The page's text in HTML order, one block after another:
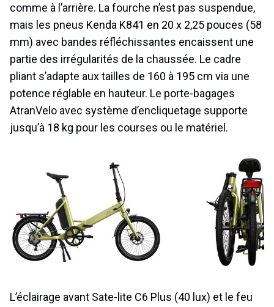
comme à l’arrière. La fourche n’est pas suspendue,
mais les pneus Kenda K841 en 20 x 2,25 pouces (58
mm) avec bandes réfléchissantes encaissent une
partie des irrégularités de la chaussée. Le cadre
pliant s’adapte aux tailles de 160 à 195 cm via une
potence réglable en hauteur. Le porte-bagages
AtranVelo avec système d’encliquetage supporte
jusqu’à 18 kg pour les courses ou le matériel.
L’éclairage avant Sate-lite C6 Plus (40 lux) et le feu